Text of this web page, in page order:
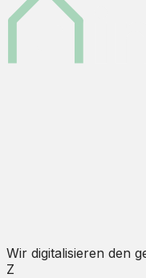
Wir digitalisieren den
Z